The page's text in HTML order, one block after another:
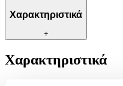
Χαρακτηριστικά
+
Χαρακτηριστικά